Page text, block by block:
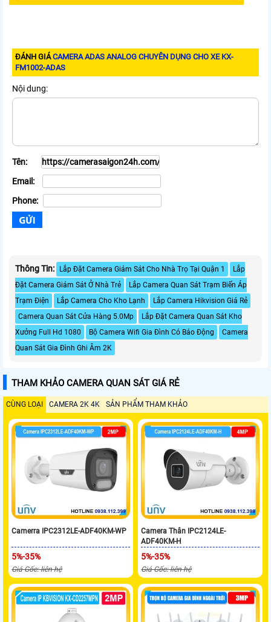
ĐÁNH GIÁCAMERA ADAS ANALOG CHUYÊN DỤNG CHO XE KX-
FM1002-ADAS
Nội dung:
Tên:
Email:
Phone:
Thông Tin: Lắp Đặt Camera Giám Sát Cho Nhà Trọ Tại Quận 1
Lắp
Đặt Camera Giám Sát Ở Nhà Trẻ
Lắp Camera Quan Sát Trạm Biến Áp
Trạm Điện
Lắp Camera Cho Kho Lạnh
Lắp Camera Hikvision Giá Rẻ
Camera Quan Sát Cửa Hàng 5.0Mp
Lắp Đặt Camera Quan Sát Kho
Xưởng Full Hd 1080
Bộ Camera Wifi Gia Đình Có Báo Động
Camera
Quan Sát Gia Đình Ghi Âm 2K
THAM KHẢO CAMERA QUAN SÁT GIÁ RẺ
CÙNG LOẠI CAMERA 2K 4K SẢN PHẨM THAM KHẢO
Camerra IPC2312LE-ADF40KM-WP
5%-35%
Giá Gốc: liên hệ
Camera Thân IPC2124LE-
ADF40KM-H
5%-35%
Giá Gốc: liên hệ